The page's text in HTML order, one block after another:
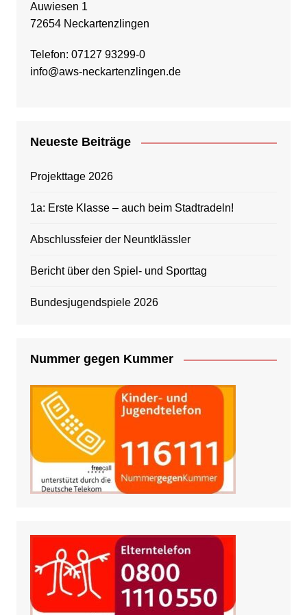
Auwiesen 1
72654 Neckartenzlingen
Telefon: 07127 93299-0
info@aws-neckartenzlingen.de
Neueste Beiträge
Projekttage 2026
1a: Erste Klasse – auch beim Stadtradeln!
Abschlussfeier der Neuntklässler
Bericht über den Spiel- und Sporttag
Bundesjugendspiele 2026
Nummer gegen Kummer